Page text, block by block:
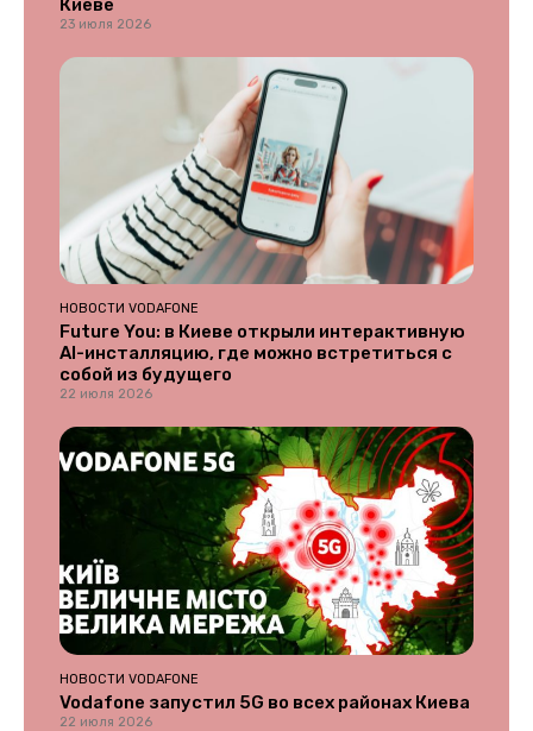
Киеве
23 июля 2026
НОВОСТИ VODAFONE
Future You: в Киеве открыли интерактивную
AI-инсталляцию, где можно встретиться с
собой из будущего
22 июля 2026
НОВОСТИ VODAFONE
Vodafone запустил 5G во всех районах Киева
22 июля 2026